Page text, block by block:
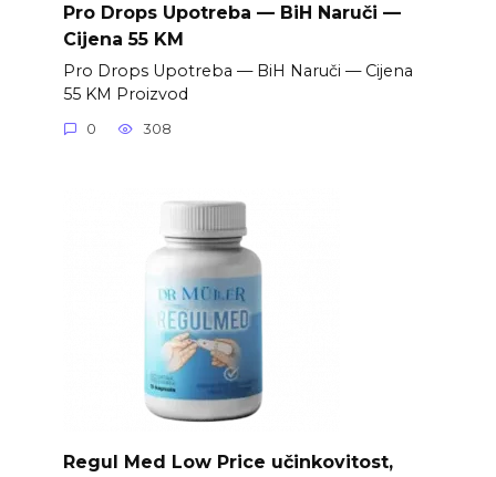
Pro Drops Upotreba — BiH Naruči —
Cijena 55 KM
Pro Drops Upotreba — BiH Naruči — Cijena
55 KM Proizvod
0 308
Regul Med Low Price učinkovitost,